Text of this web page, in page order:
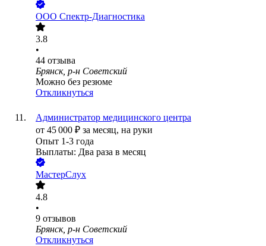
ООО Спектр-Диагностика
3.8
•
44 отзыва
Брянск, р-н Советский
Можно без резюме
Откликнуться
Администратор медицинского центра
от 45 000 ₽ за месяц, на руки
Опыт 1-3 года
Выплаты: Два раза в месяц
МастерСлух
4.8
•
9 отзывов
Брянск, р-н Советский
Откликнуться